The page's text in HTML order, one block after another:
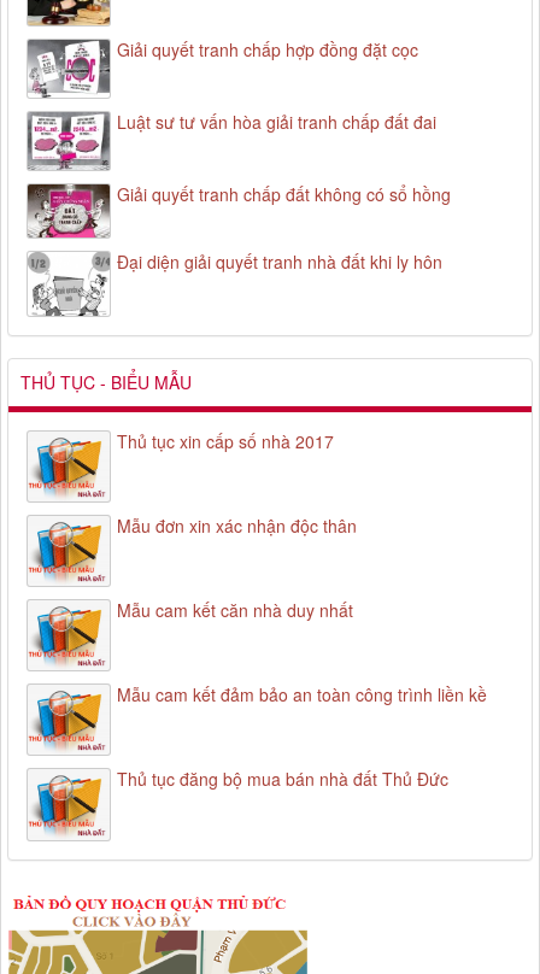
Giải quyết tranh chấp hợp đồng đặt cọc
Luật sư tư vấn hòa giải tranh chấp đất đai
Giải quyết tranh chấp đất không có sổ hồng
Đại diện giải quyết tranh nhà đất khi ly hôn
THỦ TỤC - BIỂU MẪU
Thủ tục xin cấp số nhà 2017
Mẫu đơn xin xác nhận độc thân
Mẫu cam kết căn nhà duy nhất
Mẫu cam kết đảm bảo an toàn công trình liền kề
Thủ tục đăng bộ mua bán nhà đất Thủ Đức